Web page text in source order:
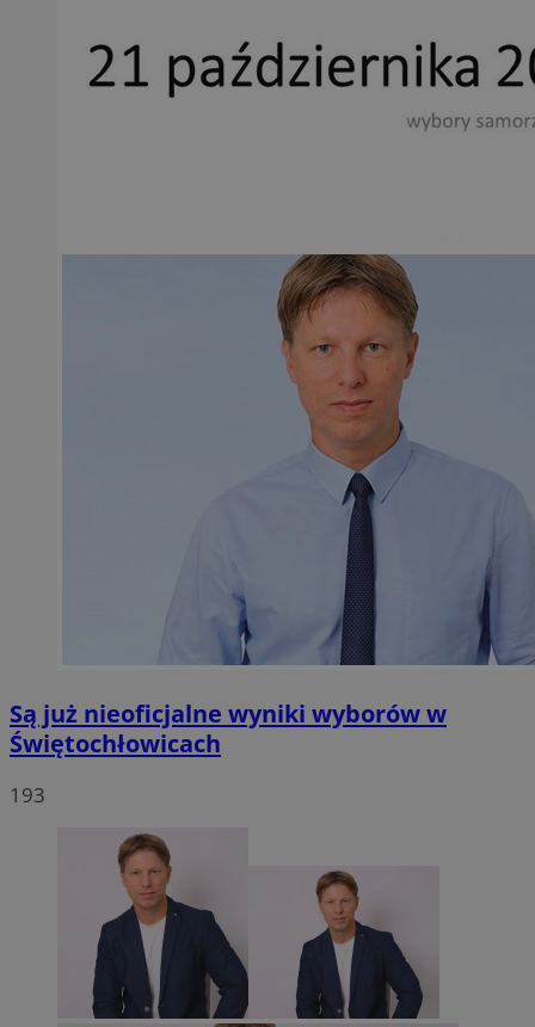
Są już nieoficjalne wyniki wyborów w
Świętochłowicach
193